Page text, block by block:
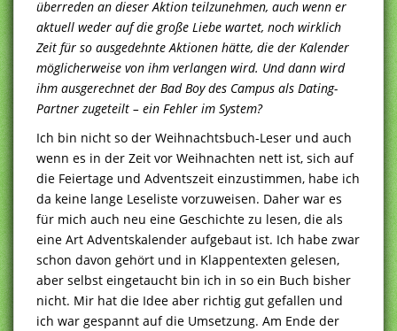
überreden an dieser Aktion teilzunehmen, auch wenn er
aktuell weder auf die große Liebe wartet, noch wirklich
Zeit für so ausgedehnte Aktionen hätte, die der Kalender
möglicherweise von ihm verlangen wird. Und dann wird
ihm ausgerechnet der Bad Boy des Campus als Dating-
Partner zugeteilt – ein Fehler im System?
Ich bin nicht so der Weihnachtsbuch-Leser und auch
wenn es in der Zeit vor Weihnachten nett ist, sich auf
die Feiertage und Adventszeit einzustimmen, habe ich
da keine lange Leseliste vorzuweisen. Daher war es
für mich auch neu eine Geschichte zu lesen, die als
eine Art Adventskalender aufgebaut ist. Ich habe zwar
schon davon gehört und in Klappentexten gelesen,
aber selbst eingetaucht bin ich in so ein Buch bisher
nicht. Mir hat die Idee aber richtig gut gefallen und
ich war gespannt auf die Umsetzung. Am Ende der